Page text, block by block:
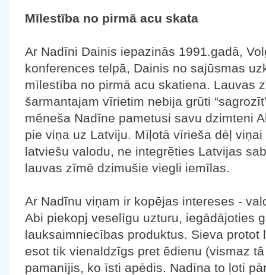
Mīlestība no pirmā acu skata
Ar Nadīni Dainis iepazinās 1991.gadā,
konferences telpā, Dainis no sajūsmas
mīlestība no pirmā acu skatiena. Lauvas
šarmantajam vīrietim nebija grūti
mēneša Nadīne pametusi savu dzimteni
pie viņa uz Latviju. Mīļotā vīrieša dēļ
latviešu valodu, ne integrēties Latvijas
lauvas zīmē dzimušie viegli iemīlas.
Ar Nadīnu viņam ir kopējas intereses -
Abi piekopj veselīgu uzturu, iegādājoties
lauksaimniecības produktus. Sieva
esot tik vienaldzīgs pret ēdienu (vismaz
pamanījis, ko īsti apēdis. Nadīna to ļoti